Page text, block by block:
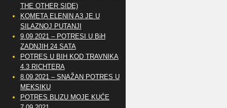
THE OTHER SIDE)
KOMETA ELENIN A3 JE U
SILAZNOJ PUTANJI
9.09.2021 – POTRESI U BiH
ZADNJIH 24 SATA
POTRES U BIH KOD TRAVNIKA
4.3 RICHTERA
8.09.2021 – SNAŽAN POTRES U
MEKSIKU
POTRES BLIZU MOJE KUĆE